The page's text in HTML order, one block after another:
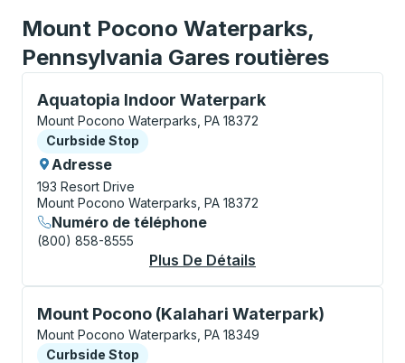
Mount Pocono Waterparks,
Pennsylvania Gares routières
Aquatopia Indoor Waterpark
Curbside Stop, utilisez les touches fléchées ou la
Mount Pocono Waterparks, PA 18372
Curbside Stop
Curbside Stop
Adresse
193 Resort Drive
Mount Pocono Waterparks, PA 18372
Numéro de téléphone
(800) 858-8555
Plus De Détails
Mount Pocono (Kalahari Waterpark)
Curbside Stop, utilisez les touches fléchées ou la
Mount Pocono Waterparks, PA 18349
Curbside Stop
Curbside Stop